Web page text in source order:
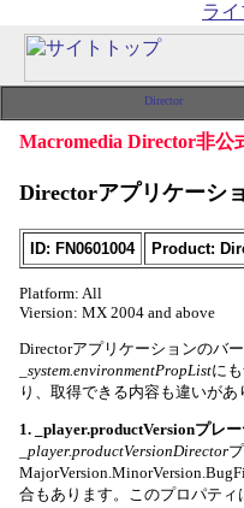
ライ
Macromedia Director非公
Directorアプリケーシ
ID: FN0601004 Product:
Platform: All
Viersion: MX 2004 and above
Directorアプリケーションのバ
_system.environmentPropListに
り、取得できる内容も違いがあ
1. _player.productVersionプレ
_player.productVersionDirector
合もあります。このプロパティ